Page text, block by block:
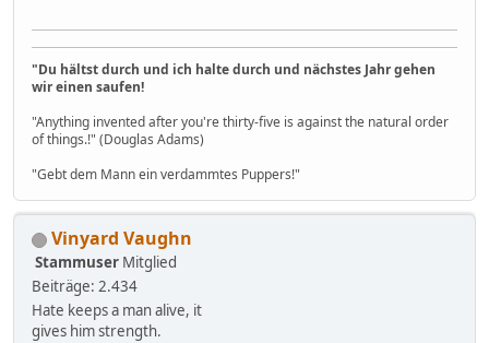
"Du hältst durch und ich halte durch und nächstes Jahr gehen
wir einen saufen!
"Anything invented after you're thirty-five is against the natural order
of things.!" (Douglas Adams)
"Gebt dem Mann ein verdammtes Puppers!"
Vinyard Vaughn
Stammuser Mitglied
Beiträge: 2.434
Hate keeps a man alive, it
gives him strength.